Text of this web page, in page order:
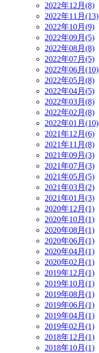
2022年12月(8)
2022年11月(13)
2022年10月(9)
2022年09月(5)
2022年08月(8)
2022年07月(5)
2022年06月(10)
2022年05月(8)
2022年04月(5)
2022年03月(8)
2022年02月(8)
2022年01月(10)
2021年12月(6)
2021年11月(8)
2021年09月(3)
2021年07月(3)
2021年05月(5)
2021年03月(2)
2021年01月(3)
2020年12月(1)
2020年10月(1)
2020年08月(1)
2020年06月(1)
2020年04月(1)
2020年02月(1)
2019年12月(1)
2019年10月(1)
2019年08月(1)
2019年06月(1)
2019年04月(1)
2019年02月(1)
2018年12月(1)
2018年10月(1)